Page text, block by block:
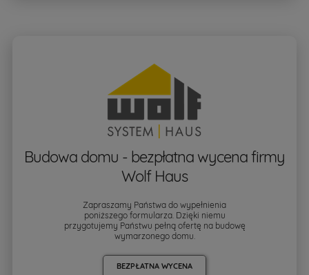
Budowa domu - bezpłatna wycena firmy
Wolf Haus
Zapraszamy Państwa do wypełnienia
poniższego formularza. Dzięki niemu
przygotujemy Państwu pełną ofertę na budowę
wymarzonego domu.
BEZPŁATNA WYCENA